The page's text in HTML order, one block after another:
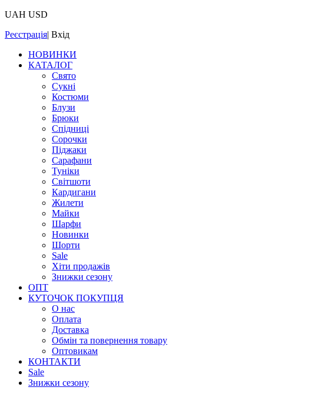
UAH USD
Реєстрація| Вхід
НОВИНКИ
КАТАЛОГ
Свято
Сукні
Костюми
Блузи
Брюки
Спідниці
Сорочки
Піджаки
Сарафани
Туніки
Світшоти
Кардигани
Жилети
Майки
Шарфи
Новинки
Шорти
Sale
Хіти продажів
Знижки сезону
ОПТ
КУТОЧОК ПОКУПЦЯ
О нас
Оплата
Доставка
Обмін та повернення товару
Оптовикам
КОНТАКТИ
Sale
Знижки сезону